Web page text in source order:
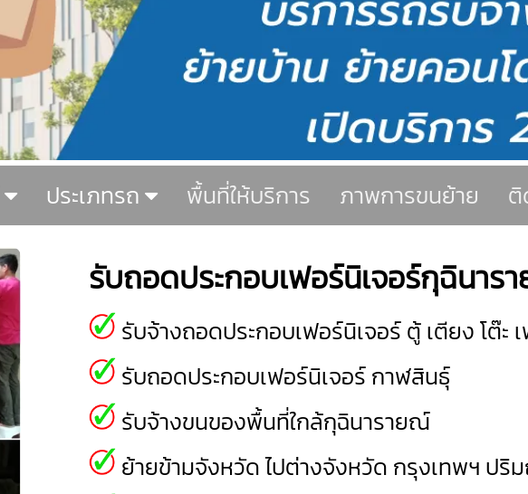
ประเภทรถ พื้นที่ให้บริการ ภาพการขนย้าย ติ
รับถอดประกอบเฟอร์นิเจอร์กุฉินาร
รับจ้างถอดประกอบเฟอร์นิเจอร์ ตู้ เตียง โต๊ะ
รับถอดประกอบเฟอร์นิเจอร์ กาฬสินธุ์
รับจ้างขนของพื้นที่ใกล้กุฉินารายณ์
ย้ายข้ามจังหวัด ไปต่างจังหวัด กรุงเทพฯ ปริ